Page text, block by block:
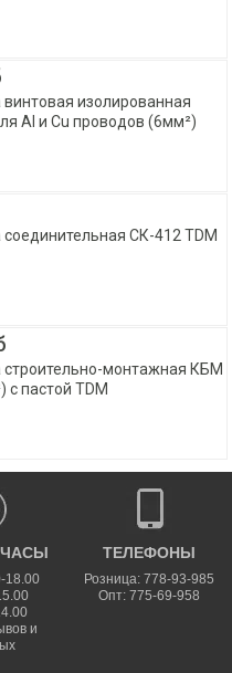
изолированная
Al и Cu проводов (6мм²)
СК-412 TDM
монтажная КБМ
с пастой TDM
ЧАСЫ
18.00
и
ТЕЛЕФОНЫ
Розница: 778-93-985
Опт: 775-69-958